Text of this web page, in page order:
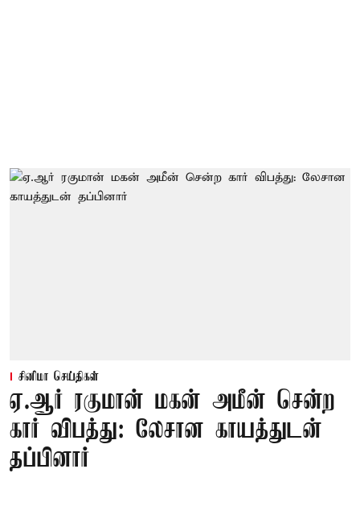
சினிமா செய்திகள்
ஏ.ஆர் ரகுமான் மகன் அமீன் சென்ற
கார் விபத்து: லேசான காயத்துடன்
தப்பினார்